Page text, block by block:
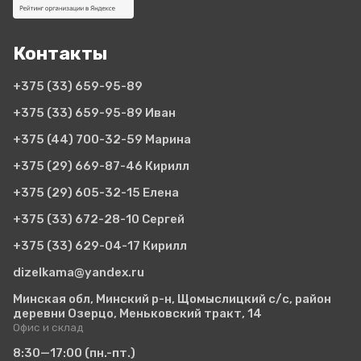
Контакты
+375 (33) 659-95-89
+375 (33) 659-95-89 Иван
+375 (44) 700-32-59 Марина
+375 (29) 669-87-46 Кирилл
+375 (29) 605-32-15 Елена
+375 (33) 672-28-10 Сергей
+375 (33) 629-04-17 Кирилл
dizelkama@yandex.ru
Минская обл, Минский р-н, Щомыслицкий с/с, район
деревни Озерцо, Меньковский тракт, 14
Офис и склад
8:30—17:00 (пн.-пт.)